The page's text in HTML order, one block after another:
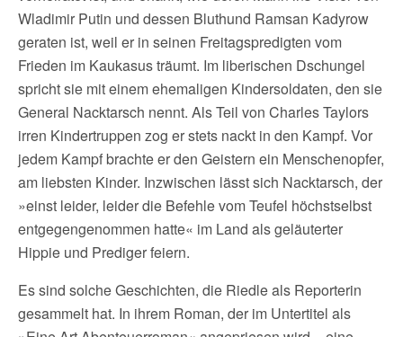
Wladimir Putin und dessen Bluthund Ramsan Kadyrow
geraten ist, weil er in seinen Freitagspredigten vom
Frieden im Kaukasus träumt. Im liberischen Dschungel
spricht sie mit einem ehemaligen Kindersoldaten, den sie
General Nacktarsch nennt. Als Teil von Charles Taylors
irren Kindertruppen zog er stets nackt in den Kampf. Vor
jedem Kampf brachte er den Geistern ein Menschenopfer,
am liebsten Kinder. Inzwischen lässt sich Nacktarsch, der
»einst leider, leider die Befehle vom Teufel höchstselbst
entgegengenommen hatte« im Land als geläuterter
Hippie und Prediger feiern.
Es sind solche Geschichten, die Riedle als Reporterin
gesammelt hat. In ihrem Roman, der im Untertitel als